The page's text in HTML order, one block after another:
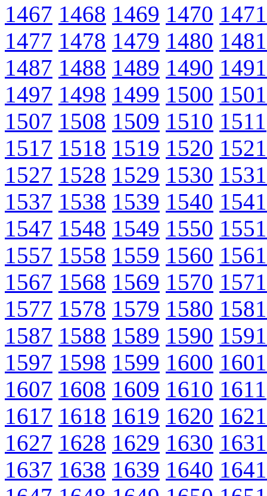
1467 1468 1469 1470 1471
1477 1478 1479 1480 1481
1487 1488 1489 1490 1491
1497 1498 1499 1500 1501
1507 1508 1509 1510 1511
1517 1518 1519 1520 1521
1527 1528 1529 1530 1531
1537 1538 1539 1540 1541
1547 1548 1549 1550 1551
1557 1558 1559 1560 1561
1567 1568 1569 1570 1571
1577 1578 1579 1580 1581
1587 1588 1589 1590 1591
1597 1598 1599 1600 1601
1607 1608 1609 1610 1611
1617 1618 1619 1620 1621
1627 1628 1629 1630 1631
1637 1638 1639 1640 1641